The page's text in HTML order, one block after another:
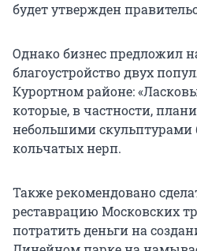
будет утвержден
Однако бизнес предложил
благоустройство двух
Курортном районе:
которые, в частности,
небольшими скульптурами
кольчатых нерп.
Также рекомендовано
реставрацию Московских
потратить деньги на